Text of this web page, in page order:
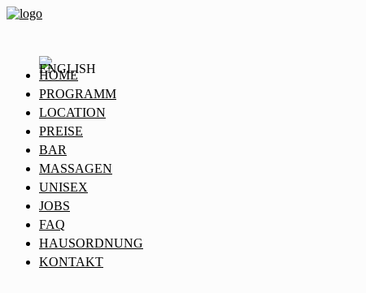
HOME
PROGRAMM
LOCATION
PREISE
BAR
MASSAGEN
UNISEX
JOBS
FAQ
HAUSORDNUNG
KONTAKT